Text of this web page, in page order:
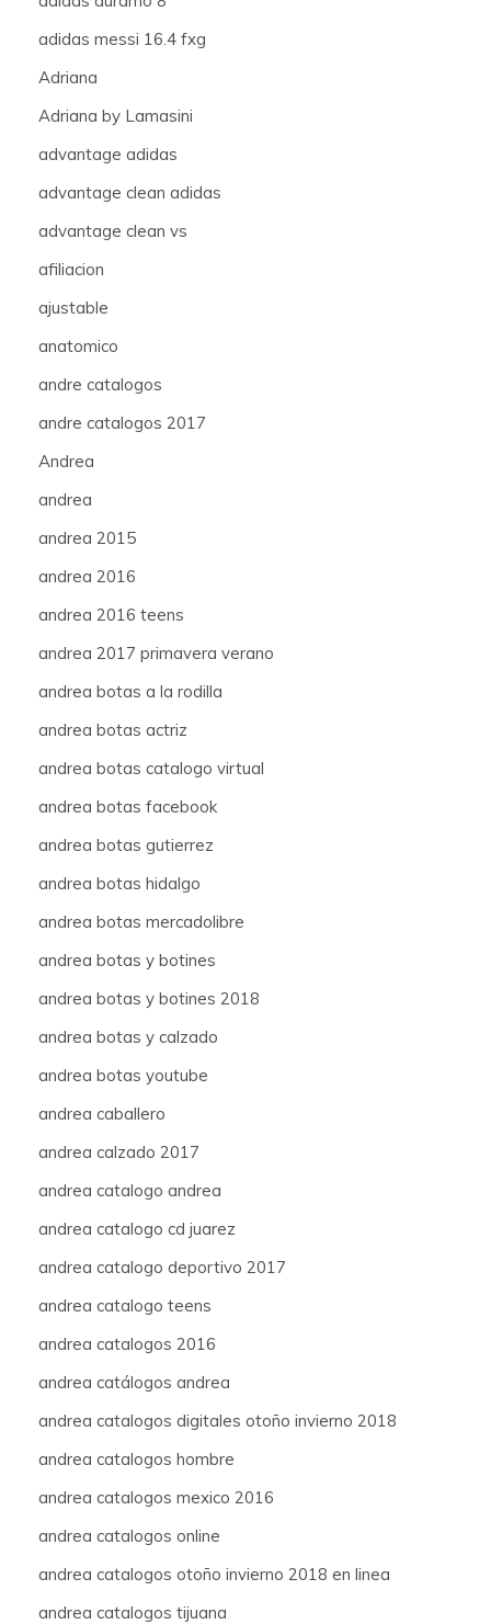
adidas messi 16.4 fxg
Adriana
Adriana by Lamasini
advantage adidas
advantage clean adidas
advantage clean vs
afiliacion
ajustable
anatomico
andre catalogos
andre catalogos 2017
Andrea
andrea
andrea 2015
andrea 2016
andrea 2016 teens
andrea 2017 primavera verano
andrea botas a la rodilla
andrea botas actriz
andrea botas catalogo virtual
andrea botas facebook
andrea botas gutierrez
andrea botas hidalgo
andrea botas mercadolibre
andrea botas y botines
andrea botas y botines 2018
andrea botas y calzado
andrea botas youtube
andrea caballero
andrea calzado 2017
andrea catalogo andrea
andrea catalogo cd juarez
andrea catalogo deportivo 2017
andrea catalogo teens
andrea catalogos 2016
andrea catálogos andrea
andrea catalogos digitales otoño invierno 2018
andrea catalogos hombre
andrea catalogos mexico 2016
andrea catalogos online
andrea catalogos otoño invierno 2018 en linea
andrea catalogos tijuana